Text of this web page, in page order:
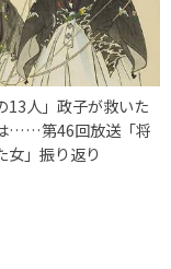
13人」政子が救いた
……第46回放送「将
女」振り返り